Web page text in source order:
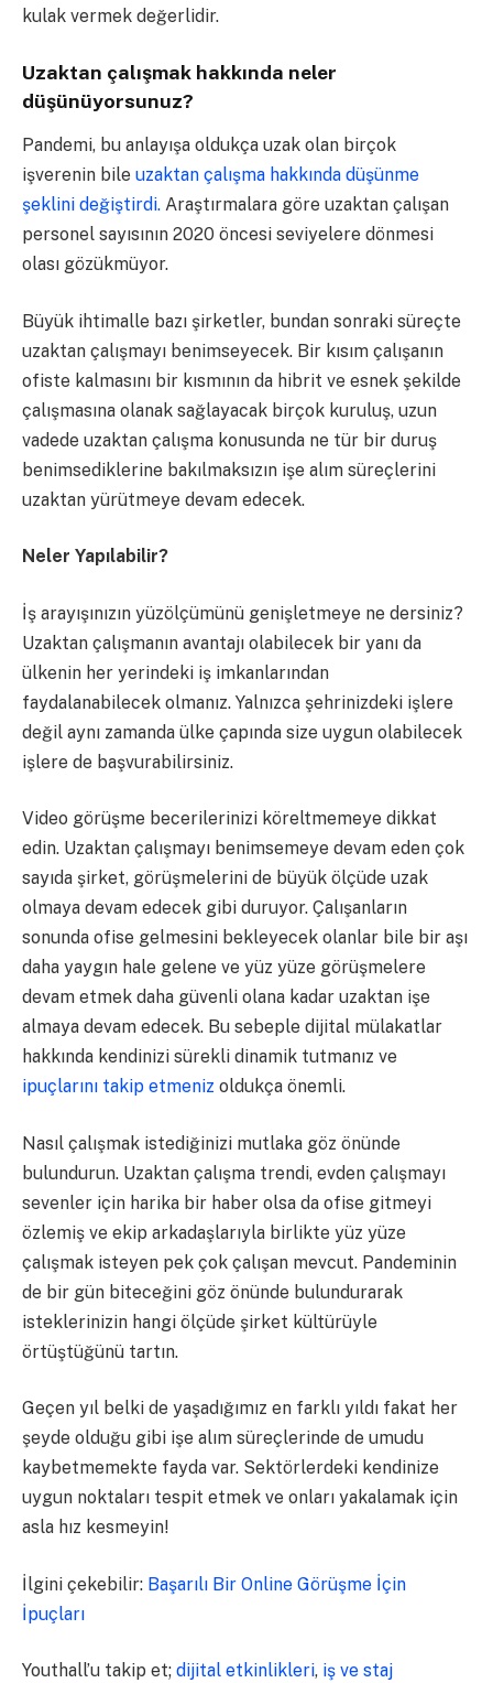
kulak vermek değerlidir.
Uzaktan çalışmak hakkında neler
düşünüyorsunuz?
Pandemi, bu anlayışa oldukça uzak olan birçok
işverenin bile uzaktan çalışma hakkında düşünme
şeklini değiştirdi. Araştırmalara göre uzaktan çalışan
personel sayısının 2020 öncesi seviyelere dönmesi
olası gözükmüyor.
Büyük ihtimalle bazı şirketler, bundan sonraki süreçte
uzaktan çalışmayı benimseyecek. Bir kısım çalışanın
ofiste kalmasını bir kısmının da hibrit ve esnek şekilde
çalışmasına olanak sağlayacak birçok kuruluş, uzun
vadede uzaktan çalışma konusunda ne tür bir duruş
benimsediklerine bakılmaksızın işe alım süreçlerini
uzaktan yürütmeye devam edecek.
Neler Yapılabilir?
İş arayışınızın yüzölçümünü genişletmeye ne dersiniz?
Uzaktan çalışmanın avantajı olabilecek bir yanı da
ülkenin her yerindeki iş imkanlarından
faydalanabilecek olmanız. Yalnızca şehrinizdeki işlere
değil aynı zamanda ülke çapında size uygun olabilecek
işlere de başvurabilirsiniz.
Video görüşme becerilerinizi köreltmemeye dikkat
edin. Uzaktan çalışmayı benimsemeye devam eden çok
sayıda şirket, görüşmelerini de büyük ölçüde uzak
olmaya devam edecek gibi duruyor. Çalışanların
sonunda ofise gelmesini bekleyecek olanlar bile bir aşı
daha yaygın hale gelene ve yüz yüze görüşmelere
devam etmek daha güvenli olana kadar uzaktan işe
almaya devam edecek. Bu sebeple dijital mülakatlar
hakkında kendinizi sürekli dinamik tutmanız ve
ipuçlarını takip etmeniz oldukça önemli.
Nasıl çalışmak istediğinizi mutlaka göz önünde
bulundurun. Uzaktan çalışma trendi, evden çalışmayı
sevenler için harika bir haber olsa da ofise gitmeyi
özlemiş ve ekip arkadaşlarıyla birlikte yüz yüze
çalışmak isteyen pek çok çalışan mevcut. Pandeminin
de bir gün biteceğini göz önünde bulundurarak
isteklerinizin hangi ölçüde şirket kültürüyle
örtüştüğünü tartın.
Geçen yıl belki de yaşadığımız en farklı yıldı fakat her
şeyde olduğu gibi işe alım süreçlerinde de umudu
kaybetmemekte fayda var. Sektörlerdeki kendinize
uygun noktaları tespit etmek ve onları yakalamak için
asla hız kesmeyin!
İlgini çekebilir: Başarılı Bir Online Görüşme İçin
İpuçları
Youthall’u takip et; dijital etkinlikleri, iş ve staj